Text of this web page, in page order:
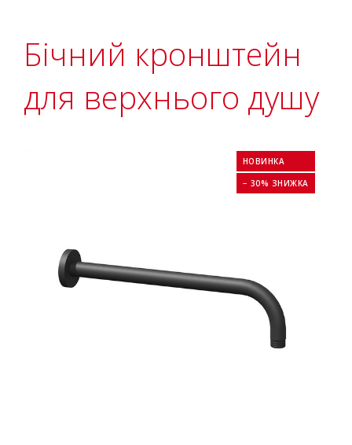
Бічний кронштейн
для верхнього душу
НОВИНКА
− 30% ЗНИЖКА